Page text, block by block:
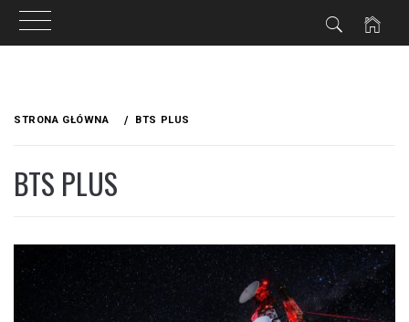
STRONA GŁÓWNA BTS PLUS
BTS PLUS